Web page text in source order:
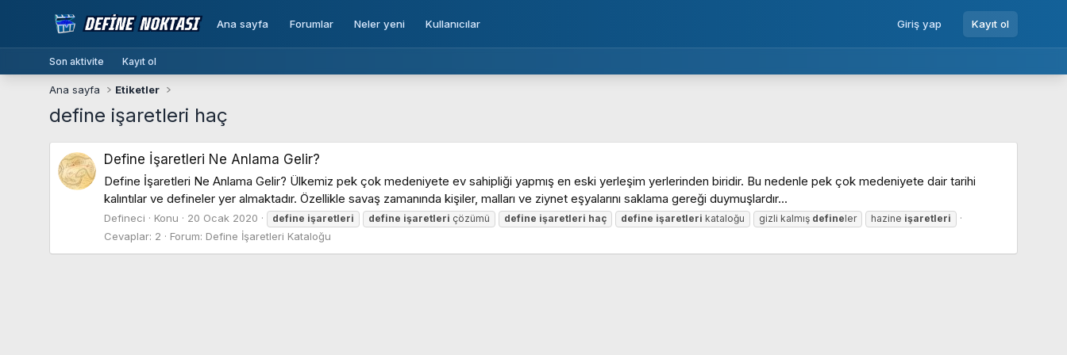
Ana sayfa Forumlar Neler yeni Kullanıcılar Giriş yap Kayıt ol
Son aktivite Kayıt ol
Ana sayfa Etiketler
define işaretleri haç
Define İşaretleri Ne Anlama Gelir?
Define İşaretleri Ne Anlama Gelir? Ülkemiz pek çok medeniyete ev sahipliği yapmış en eski yerleşim yerlerinden biridir. Bu nedenle pek çok medeniyete dair tarihi
kalıntılar ve defineler yer almaktadır. Özellikle savaş zamanında kişiler, malları ve ziynet eşyalarını saklama gereği duymuşlardır...
Defineci Konu 20 Ocak 2020 define işaretleri define işaretleri çözümü define işaretleri haç define işaretleri kataloğu gizli kalmış defineler hazine işaretleri
Cevaplar: 2 Forum: Define İşaretleri Kataloğu